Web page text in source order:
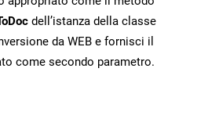
dell’istanza della classe
da WEB e fornisci il
come secondo parametro.